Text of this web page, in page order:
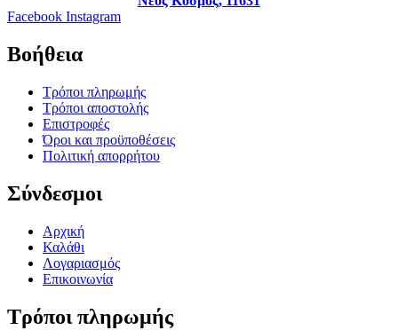
Facebook Instagram
Βοήθεια
Τρόποι πληρωμής
Τρόποι αποστολής
Επιστροφές
Όροι και προϋποθέσεις
Πολιτική απορρήτου
Σύνδεσμοι
Αρχική
Καλάθι
Λογαριασμός
Επικοινωνία
Τρόποι πληρωμής